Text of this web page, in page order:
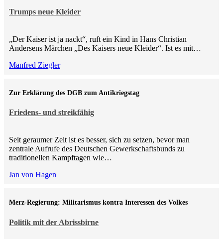
Trumps neue Kleider
„Der Kaiser ist ja nackt“, ruft ein Kind in Hans Christian
Andersens Märchen „Des Kaisers neue Kleider“. Ist es mit…
Manfred Ziegler
Friedens- und streikfähig
Zur Erklärung des DGB zum Antikriegstag
Seit geraumer Zeit ist es besser, sich zu setzen, bevor man
zentrale Aufrufe des Deutschen Gewerkschaftsbunds zu
traditionellen Kampftagen wie…
Jan von Hagen
Politik mit der Abrissbirne
Merz-Regierung: Militarismus kontra Inte­ressen des Volkes